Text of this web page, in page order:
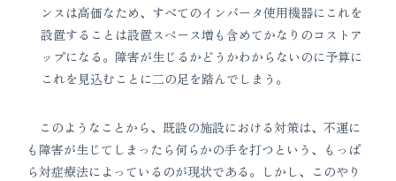
ンスは高価なため、すべてのインバータ使用機器にこれを
設置することは設置スペース増も含めてかなりのコストア
ップになる。障害が生じるかどうかわからないのに予算に
これを見込むことに二の足を踏んでしまう。
このようなことから、既設の施設における対策は、不運に
も障害が生じてしまったら何らかの手を打つという、もっぱ
ら対症療法によっているのが現状である。しかし、このやり